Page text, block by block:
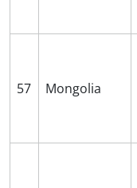
57 Mongolia